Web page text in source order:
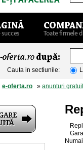
Cauta in sectiunile:
e-oferta.ro » anunturi